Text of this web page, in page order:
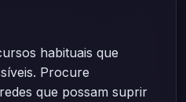
habituais que
Procure
que possam suprir